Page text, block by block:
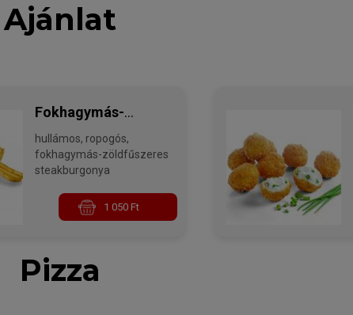
Ajánlat
Fokhagymás-
zöldfűszeres
hullámos, ropogós,
fokhagymás-zöldfűszeres
steakburgonya
1 050 Ft
Pizza